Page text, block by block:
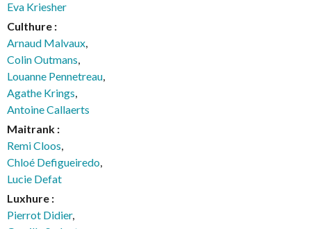
Eva Kriesher
Culthure :
Arnaud Malvaux,
Colin Outmans,
Louanne Pennetreau,
Agathe Krings,
Antoine Callaerts
Maitrank :
Remi Cloos,
Chloé Defigueiredo,
Lucie Defat
Luxhure :
Pierrot Didier,